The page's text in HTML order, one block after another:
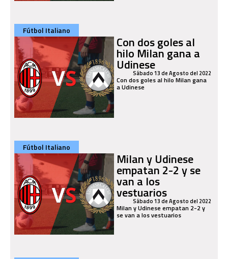
Fútbol Italiano
Con dos goles al
hilo Milan gana a
Udinese
Sábado 13 de Agosto del 2022
Con dos goles al hilo Milan gana
a Udinese
Fútbol Italiano
Milan y Udinese
empatan 2-2 y se
van a los
vestuarios
Sábado 13 de Agosto del 2022
Milan y Udinese empatan 2-2 y
se van a los vestuarios